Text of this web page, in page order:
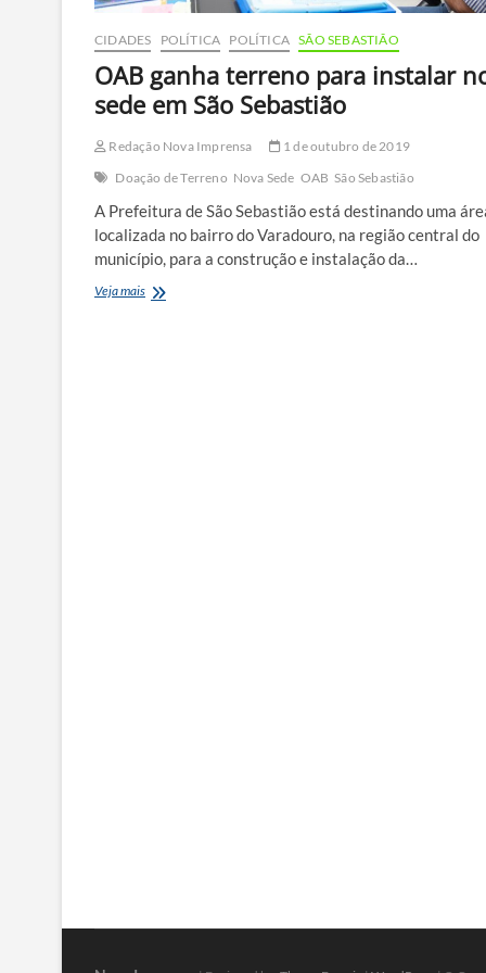
CIDADES POLÍTICA POLÍTICA SÃO SEBASTIÃO
OAB ganha terreno para instalar
sede em São Sebastião
Redação Nova Imprensa
1 de outubro de 2019
Doação de Terreno Nova Sede OAB São Sebastião
A Prefeitura de São Sebastião está destinando uma
localizada no bairro do Varadouro, na região central do
município, para a construção e instalação da…
Veja maisOAB